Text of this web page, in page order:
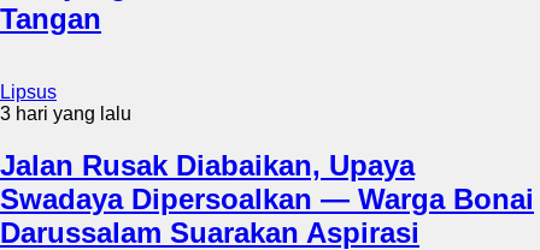
Tangan
Lipsus
3 hari yang lalu
Jalan Rusak Diabaikan, Upaya
Swadaya Dipersoalkan — Warga Bonai
Darussalam Suarakan Aspirasi